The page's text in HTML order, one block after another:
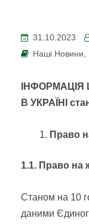
31.10.2023
Наші Новини,
ІНФОРМАЦІЯ
В УКРАЇНІ
Право
1.1. Право на
Станом на 10
даними